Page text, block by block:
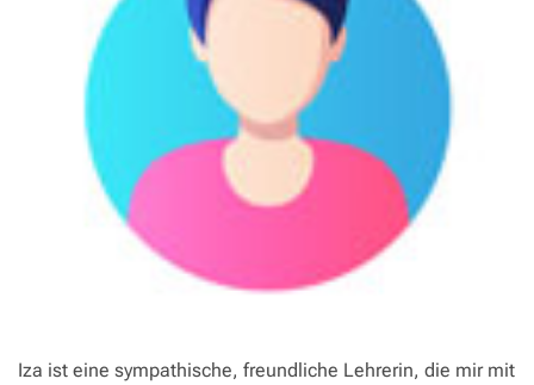
Iza ist eine sympathische, freundliche Lehrerin, die mir mit